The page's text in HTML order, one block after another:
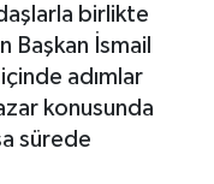
birlikte
Başkan İsmail
adımlar
konusunda
sürede